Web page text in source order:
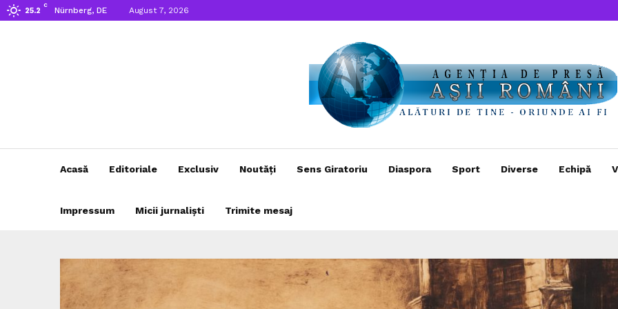
25.2
C
Nürnberg, DE August 7, 2026
Acasă Editoriale Exclusiv Noutăți Sens Giratoriu Diaspora Sport Diverse Echipă
Impressum Micii jurnaliști Trimite mesaj